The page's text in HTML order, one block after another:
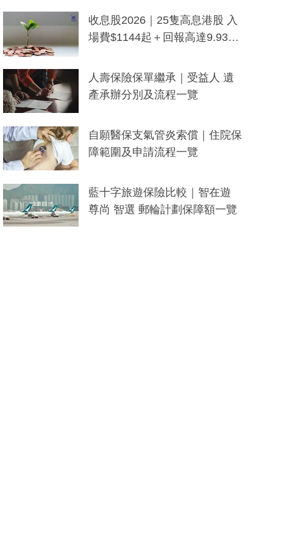
一度被誤當詐騙手段
收息股2026｜25隻高息港股 入
場費$1144起＋回報高達9.93
人壽保險保單繼承｜受益人 遺
產承辦分別及流程一覽
自願醫保支氣管炎索償｜住院保
障範圍及申請流程一覽
藍十字旅遊保險比較｜智在遊
尊尚 智選 郵輪計劃保障額一覽